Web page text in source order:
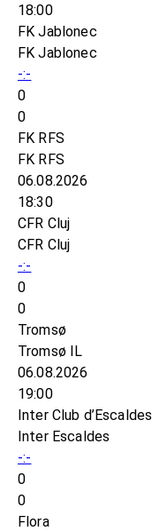
18:00
FK Jablonec
FK Jablonec
-:-
0
0
FK RFS
FK RFS
06.08.2026
18:30
CFR Cluj
CFR Cluj
-:-
0
0
Tromsø
Tromsø IL
06.08.2026
19:00
Inter Club d’Escaldes
Inter Escaldes
-:-
0
0
Flora